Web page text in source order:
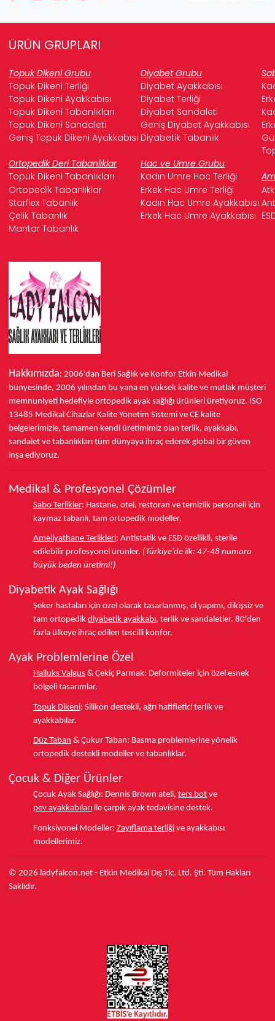
ÜRÜN GRUPLARI
Topuk Dikeni Grubu Diyabet Grubu
Topuk Dikeni Terliği
Diyabet Ayakkabısı
Topuk Dikeni Ayakkabısı
Diyabet Terliği
Topuk Dikeni Tabanlıkları
Diyabet Sandaleti
Topuk Dikeni Sandaleti
Geniş Diyabet Ayakkabısı
Geniş Topuk Dikeni Ayakkabısı Diyabetik Tabanlık
Ortopedik Deri Tabanlıklar
Hac ve Umre Grubu
Topuk Dikeni Tabanlıkları
Kadın Umre Hac Terliği
Ortopedik Tabanlıklar
Erkek Hac Umre Terliği
Starflex Tabanlık
Kadın Hac Umre Ayakkabısı
Çelik Tabanlık
Erkek Hac Umre Ayakkabısı
Mantar Tabanlık
Hakkımızda: 2006'dan Beri Sağlık ve Konfor Etkin Medikal
bünyesinde, 2006 yılından bu yana en yüksek kalite ve mutlak müşteri
memnuniyeti hedefiyle ortopedik ayak sağlığı ürünleri üretiyoruz. ISO
13485 Medikal Cihazlar Kalite Yönetim Sistemi ve CE kalite
belgelerimizle, tamamen kendi üretimimiz olan terlik, ayakkabı,
sandalet ve tabanlıkları tüm dünyaya ihraç ederek global bir güven
inşa ediyoruz.
Medikal & Profesyonel Çözümler
Sabo Terlikler: Hastane, otel, restoran ve temizlik personeli için
kaymaz tabanlı, tam ortopedik modeller.
Ameliyathane Terlikleri: Antistatik ve ESD özellikli, sterile
edilebilir profesyonel ürünler. (Türkiye'de ilk: 47-48 numara
büyük beden üretimi!)
Diyabetik Ayak Sağlığı
Şeker hastaları için özel olarak tasarlanmış, el yapımı, dikişsiz ve
tam ortopedik diyabetik ayakkabı, terlik ve sandaletler. 80'den
fazla ülkeye ihraç edilen tescilli konfor.
Ayak Problemlerine Özel
Halluks Valgus & Çekiç Parmak: Deformiteler için özel esnek
bölgeli tasarımlar.
Topuk Dikeni: Silikon destekli, ağrı hafifletici terlik ve
ayakkabılar.
Düz Taban & Çukur Taban: Basma problemlerine yönelik
ortopedik destekli modeller ve tabanlıklar.
Çocuk & Diğer Ürünler
Çocuk Ayak Sağlığı: Dennis Brown ateli, ters bot ve
pev ayakkabıları ile çarpık ayak tedavisine destek.
Fonksiyonel Modeller: Zayıflama terliği ve ayakkabısı
modellerimiz.
© 2026 ladyfalcon.net - Etkin Medikal Dış Tic. Ltd. Şti. Tüm Hakları
Saklıdır.